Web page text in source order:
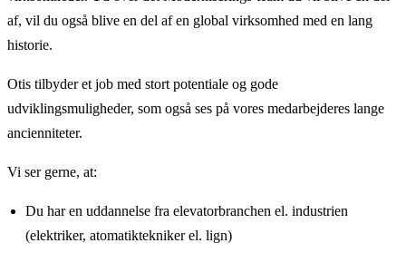
af, vil du også blive en del af en global virksomhed med en lang
historie.
Otis tilbyder et job med stort potentiale og gode
udviklingsmuligheder, som også ses på vores medarbejderes lange
ancienniteter.
Vi ser gerne, at:
Du har en uddannelse fra elevatorbranchen el. industrien
(elektriker, atomatiktekniker el. lign)